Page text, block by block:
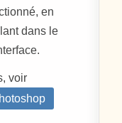
en
dans le
voir